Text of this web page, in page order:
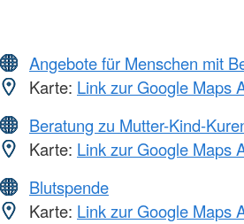
Angebote für Menschen mit
Karte: Link zur Google Maps
Beratung zu Mutter-Kind-
Karte: Link zur Google Maps
Blutspende
Karte: Link zur Google Maps